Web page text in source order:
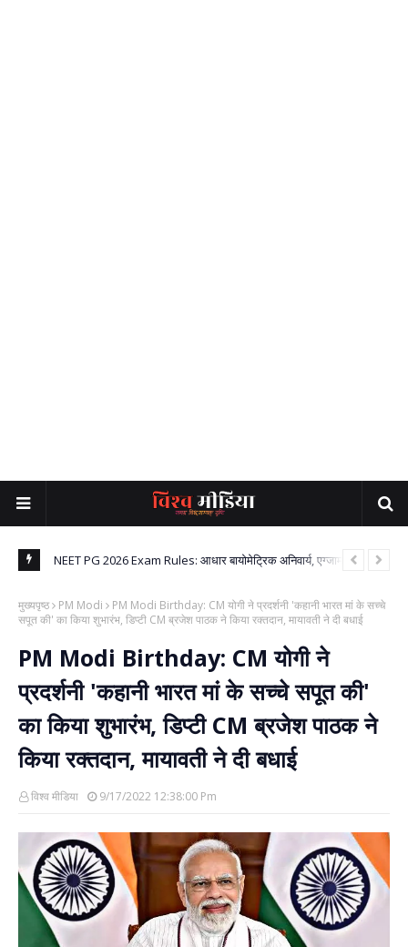
की मां
NEET PG 2026 Exam Rules: आधार बायोमेट्रिक अनिवार्य, एग्जाम सिटी
मुख्यपृष्ठ PM Modi
PM Modi Birthday: CM योगी ने प्रदर्शनी 'कहानी भारत मां के सच्चे
सपूत की' का किया शुभारंभ, डिप्टी CM ब्रजेश पाठक ने किया रक्तदान, मायावती ने दी बधाई
PM Modi Birthday: CM योगी ने
प्रदर्शनी 'कहानी भारत मां के सच्चे सपूत की'
का किया शुभारंभ, डिप्टी CM ब्रजेश पाठक ने
किया रक्तदान, मायावती ने दी बधाई
विश्व मीडिया 9/17/2022 12:38:00 Pm